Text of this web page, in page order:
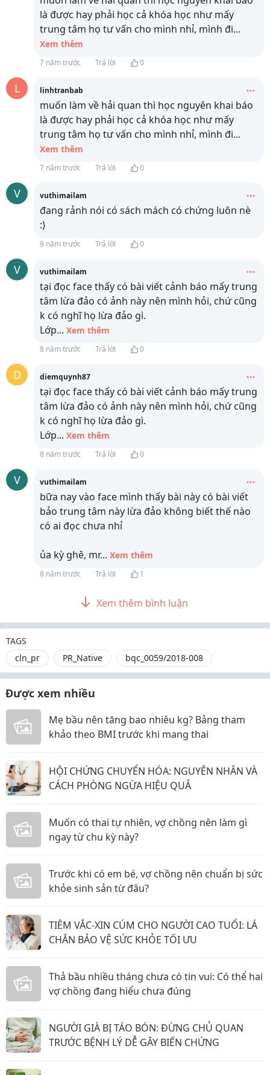
là được hay phải học cả khóa học như mấy
trung tâm họ tư vấn cho mình nhỉ, mình đi...
Xem thêm
7 năm trước Trả lời 0
L linhtranbab
muốn làm về hải quan thì học nguyên khai báo
là được hay phải học cả khóa học như mấy
trung tâm họ tư vấn cho mình nhỉ, mình đi...
Xem thêm
7 năm trước Trả lời 0
V vuthimailam
đang rảnh nói có sách mách có chứng luôn nè
:)
8 năm trước Trả lời 0
V vuthimailam
tại đọc face thấy có bài viết cảnh báo mấy trung
tâm lừa đảo có ảnh này nên mình hỏi, chứ cũng
k có nghĩ họ lừa đảo gì.
Lớp... Xem thêm
8 năm trước Trả lời 0
D diemquynh87
tại đọc face thấy có bài viết cảnh báo mấy trung
tâm lừa đảo có ảnh này nên mình hỏi, chứ cũng
k có nghĩ họ lừa đảo gì.
Lớp... Xem thêm
8 năm trước Trả lời 0
V vuthimailam
bữa nay vào face mình thấy bài này có bài viết
bảo trung tâm này lừa đảo không biết thế nào
có ai đọc chưa nhỉ
ủa kỳ ghê, mr... Xem thêm
8 năm trước Trả lời 1
Xem thêm bình luận
TAGS
cln_pr
PR_Native bqc_0059/2018-008
Được xem nhiều
Mẹ bầu nên tăng bao nhiêu kg? Bảng tham
khảo theo BMI trước khi mang thai
HỘI CHỨNG CHUYỂN HÓA: NGUYÊN NHÂN VÀ
CÁCH PHÒNG NGỪA HIỆU QUẢ
Muốn có thai tự nhiên, vợ chồng nên làm gì
ngay từ chu kỳ này?
Trước khi có em bé, vợ chồng nên chuẩn bị sức
khỏe sinh sản từ đâu?
TIÊM VẮC-XIN CÚM CHO NGƯỜI CAO TUỔI: LÁ
CHẮN BẢO VỆ SỨC KHỎE TỐI ƯU
Thả bầu nhiều tháng chưa có tin vui: Có thể hai
vợ chồng đang hiểu chưa đúng
NGƯỜI GIÀ BỊ TÁO BÓN: ĐỪNG CHỦ QUAN
TRƯỚC BỆNH LÝ DỄ GÂY BIẾN CHỨNG